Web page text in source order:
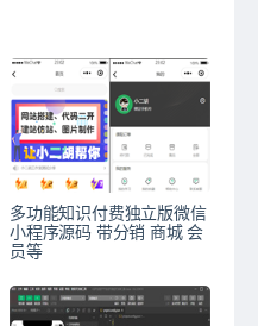
多功能知识付费独立版微信
小程序源码 带分销 商城 会
员等